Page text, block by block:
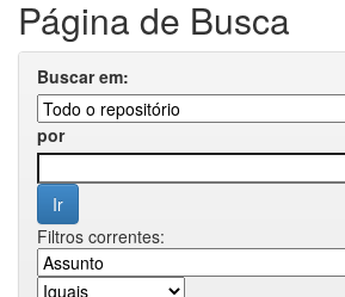
Página de Busca
Buscar em:
por
Filtros correntes: